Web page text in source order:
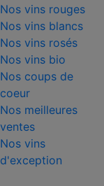
Nos vins rouges
Nos vins blancs
Nos vins rosés
Nos vins bio
Nos coups de
coeur
Nos meilleures
ventes
Nos vins
d'exception